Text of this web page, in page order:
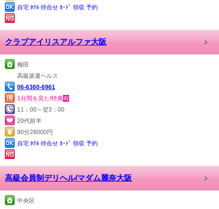
自宅 ﾎﾃﾙ 待合せ ｶｰﾄﾞ 領収 予約
クラブアイリスアルファ大阪
梅田
高級派遣ヘルス
06-6360-6961
1分間を見た!特典有
11：00～翌3：00
20代前半
90分28000円
自宅 ﾎﾃﾙ 待合せ ｶｰﾄﾞ 領収 予約
高級会員制デリヘル/マダム麗奈大阪
中央区